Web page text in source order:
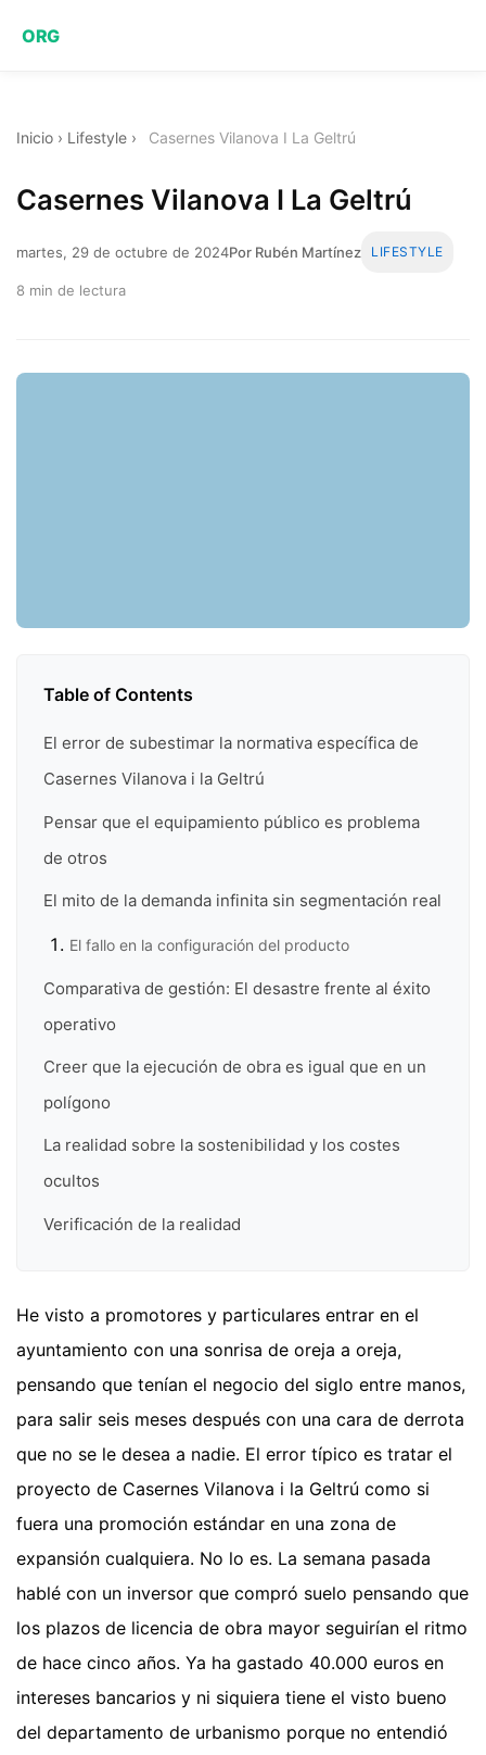
ORG
Inicio › Lifestyle › Casernes Vilanova I La Geltrú
Casernes Vilanova I La Geltrú
martes, 29 de octubre de 2024Por Rubén Martínez LIFESTYLE
8 min de lectura
Table of Contents
El error de subestimar la normativa específica de
Casernes Vilanova i la Geltrú
Pensar que el equipamiento público es problema
de otros
El mito de la demanda infinita sin segmentación real
El fallo en la configuración del producto
Comparativa de gestión: El desastre frente al éxito
operativo
Creer que la ejecución de obra es igual que en un
polígono
La realidad sobre la sostenibilidad y los costes
ocultos
Verificación de la realidad
He visto a promotores y particulares entrar en el
ayuntamiento con una sonrisa de oreja a oreja,
pensando que tenían el negocio del siglo entre manos,
para salir seis meses después con una cara de derrota
que no se le desea a nadie. El error típico es tratar el
proyecto de Casernes Vilanova i la Geltrú como si
fuera una promoción estándar en una zona de
expansión cualquiera. No lo es. La semana pasada
hablé con un inversor que compró suelo pensando que
los plazos de licencia de obra mayor seguirían el ritmo
de hace cinco años. Ya ha gastado 40.000 euros en
intereses bancarios y ni siquiera tiene el visto bueno
del departamento de urbanismo porque no entendió